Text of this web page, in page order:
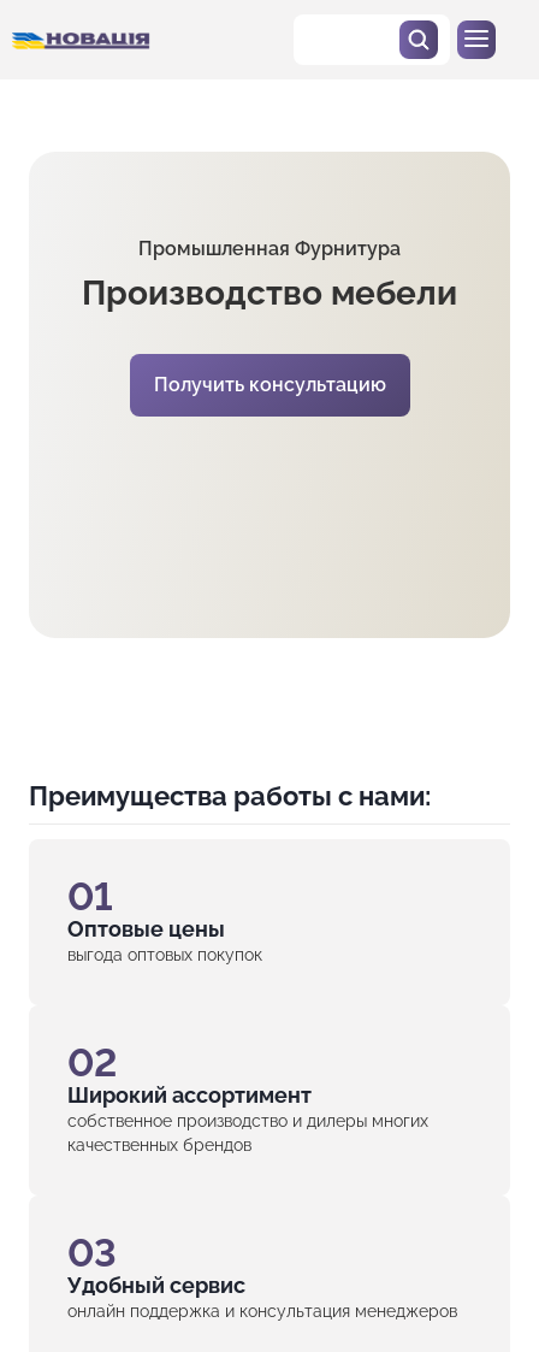
Промышленная Фурнитура
Производство мебели
Получить консультацию
Преимущества работы с нами:
01
Оптовые цены
выгода оптовых покупок
02
Широкий ассортимент
собственное производство и дилеры многих
качественных брендов
03
Удобный сервис
онлайн поддержка и консультация менеджеров